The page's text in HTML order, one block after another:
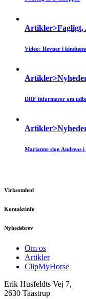
Artikler>Fagligt,
Video: Revner i
DRF informerer om
Marianne slog Andreas
Virksomhed
Kontaktinfo
Nyhedsbrev
Om os
Artikler
ClipMyHorse
Erik Husfeldts Vej 7,
2630 Taastrup